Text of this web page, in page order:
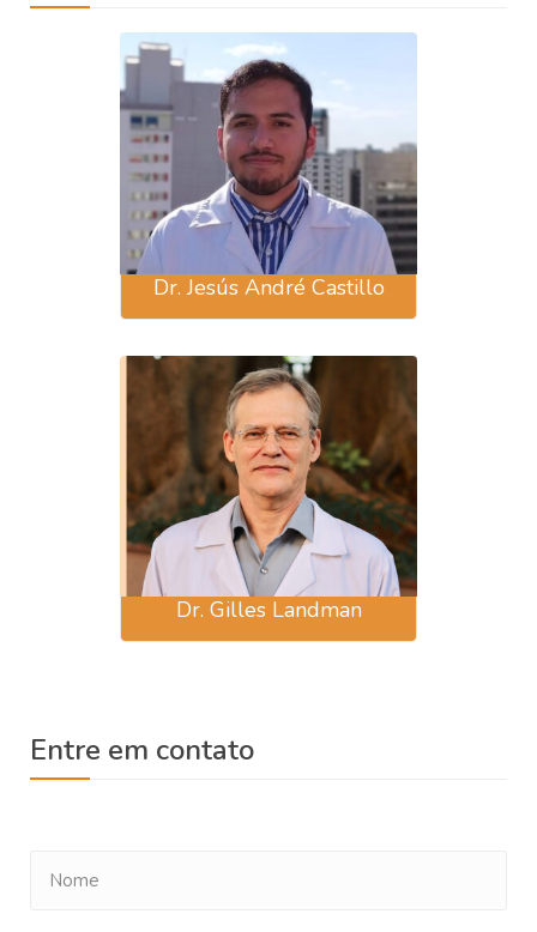
Dr. Jesús André Castillo
Dr. Gilles Landman
Entre em contato